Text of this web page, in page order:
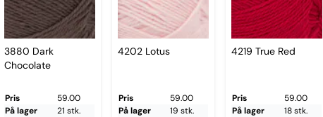
3880 Dark
Chocolate
Pris
59.00
På lager
21 stk.
4202 Lotus
Pris
59.00
På lager
19 stk.
4219 True Red
Pris
59.00
På lager
18 stk.